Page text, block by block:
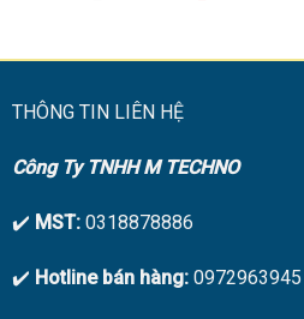
hiện
4.450.000₫.
THÔNG TIN LIÊN HỆ
Công Ty TNHH M TECHNO
✔️ MST:0318878886
✔️ Hotline bán hàng:0972963945